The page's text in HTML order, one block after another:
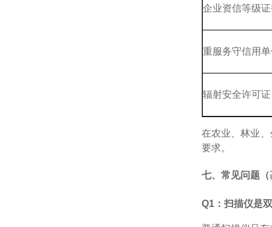
企业资信等级
重服务守信用
辐射安全许可证
在农业、林业
要求。
七、常见问题
Q1：扫描仪是